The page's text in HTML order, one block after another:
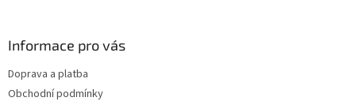
Informace pro vás
Doprava a platba
Obchodní podmínky